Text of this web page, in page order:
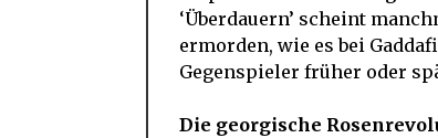
‘Überdauern’ scheint
ermorden, wie es bei
Gegenspieler früher oder
Die georgische